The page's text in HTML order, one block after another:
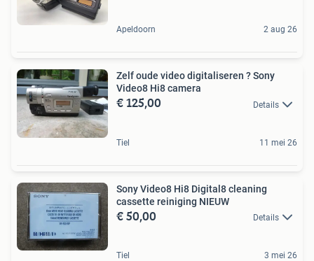
Apeldoorn 2 aug 26
Zelf oude video digitaliseren ? Sony
Video8 Hi8 camera
€ 125,00 Details
Tiel 11 mei 26
Sony Video8 Hi8 Digital8 cleaning
cassette reiniging NIEUW
€ 50,00 Details
Tiel 3 mei 26